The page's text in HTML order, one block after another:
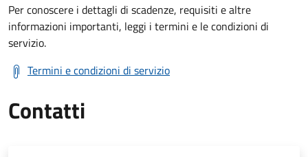
Per conoscere i dettagli di scadenze, requisiti e altre
informazioni importanti, leggi i termini e le condizioni di
servizio.
Termini e condizioni di servizio
Contatti